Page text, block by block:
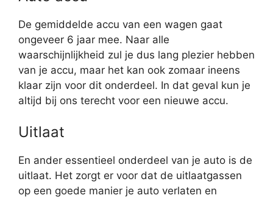
De gemiddelde accu van een wagen gaat
ongeveer 6 jaar mee. Naar alle
waarschijnlijkheid zul je dus lang plezier hebben
van je accu, maar het kan ook zomaar ineens
klaar zijn voor dit onderdeel. In dat geval kun je
altijd bij ons terecht voor een nieuwe accu.
Uitlaat
En ander essentieel onderdeel van je auto is de
uitlaat. Het zorgt er voor dat de uitlaatgassen
op een goede manier je auto verlaten en